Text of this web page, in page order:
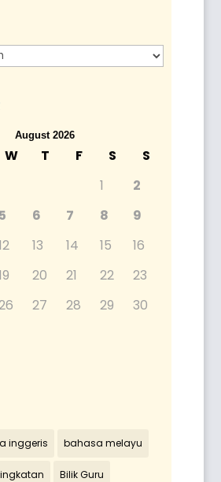
August 2026
W T F S
S
1
2
5 6 7 8
9
13 14 15
16
20 21 22
23
27 28 29
30
inggeris bahasa melayu
Bilik Guru